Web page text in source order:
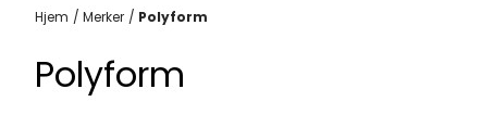
Hjem / Merker / Polyform
Polyform